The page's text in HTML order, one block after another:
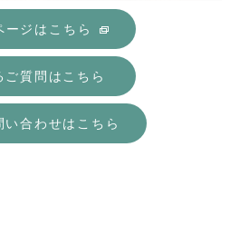
ージはこちら
ご質問はこちら
い合わせはこちら